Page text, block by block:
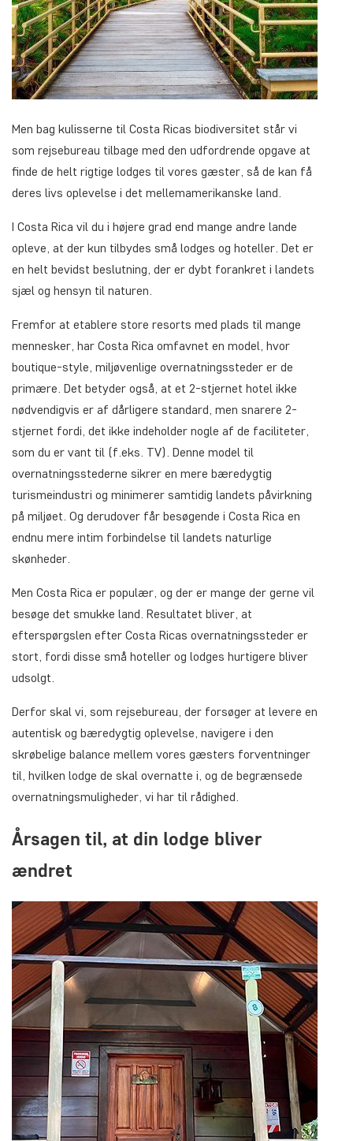
Men bag kulisserne til Costa Ricas biodiversitet står vi
som rejsebureau tilbage med den udfordrende opgave at
finde de helt rigtige lodges til vores gæster, så de kan få
deres livs oplevelse i det mellemamerikanske land.
I Costa Rica vil du i højere grad end mange andre lande
opleve, at der kun tilbydes små lodges og hoteller. Det er
en helt bevidst beslutning, der er dybt forankret i landets
sjæl og hensyn til naturen.
Fremfor at etablere store resorts med plads til mange
mennesker, har Costa Rica omfavnet en model, hvor
boutique-style, miljøvenlige overnatningssteder er de
primære. Det betyder også, at et 2-stjernet hotel ikke
nødvendigvis er af dårligere standard, men snarere 2-
stjernet fordi, det ikke indeholder nogle af de faciliteter,
som du er vant til (f.eks. TV). Denne model til
overnatningsstederne sikrer en mere bæredygtig
turismeindustri og minimerer samtidig landets påvirkning
på miljøet. Og derudover får besøgende i Costa Rica en
endnu mere intim forbindelse til landets naturlige
skønheder.
Men Costa Rica er populær, og der er mange der gerne vil
besøge det smukke land. Resultatet bliver, at
efterspørgslen efter Costa Ricas overnatningssteder er
stort, fordi disse små hoteller og lodges hurtigere bliver
udsolgt.
Derfor skal vi, som rejsebureau, der forsøger at levere en
autentisk og bæredygtig oplevelse, navigere i den
skrøbelige balance mellem vores gæsters forventninger
til, hvilken lodge de skal overnatte i, og de begrænsede
overnatningsmuligheder, vi har til rådighed.
Årsagen til, at din lodge bliver
ændret